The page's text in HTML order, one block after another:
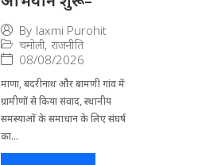
By laxmi Purohit
चमोली, राजनीति
08/08/2026
माणा, बदरीनाथ और बामणी गांव में
ग्रामीणों से किया संवाद, स्थानीय
समस्याओं के समाधान के लिए संघर्ष
का...